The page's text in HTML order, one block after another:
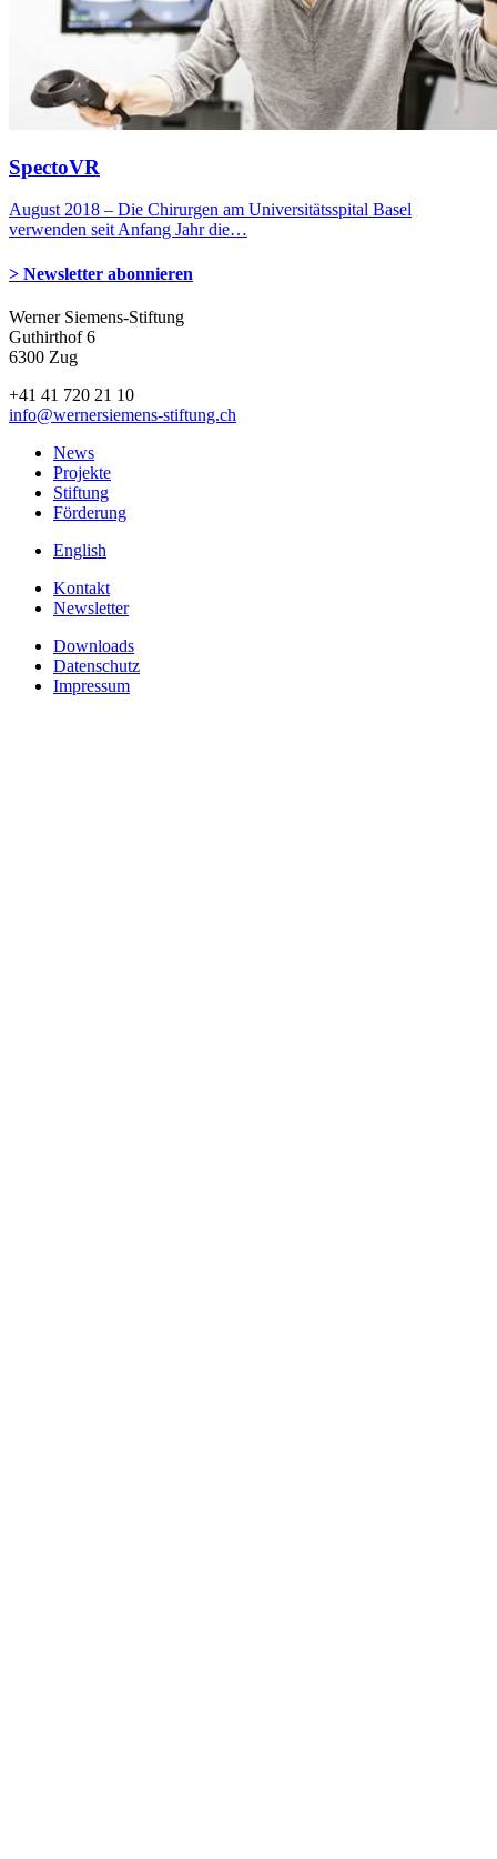
SpectoVR
August 2018 – Die Chirurgen am Universitätsspital Basel
verwenden seit Anfang Jahr die…
> Newsletter abonnieren
Werner Siemens-Stiftung
Guthirthof 6
6300 Zug
+41 41 720 21 10
info@wernersiemens-stiftung.ch
News
Projekte
Stiftung
Förderung
English
Kontakt
Newsletter
Downloads
Datenschutz
Impressum